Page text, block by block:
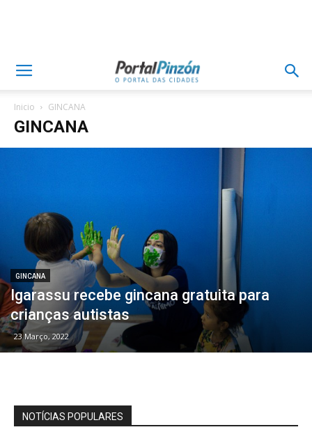
Inicio GINCANA
GINCANA
GINCANA
Igarassu recebe gincana gratuita para
crianças autistas
23 Março, 2022
NOTÍCIAS POPULARES